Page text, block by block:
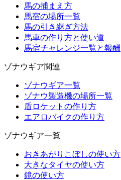
馬の捕まえ方
馬宿の場所一覧
馬の引き継ぎ方法
馬車の作り方と使い道
馬宿チャレンジ一覧と報酬
ゾナウギア関連
ゾナウギア一覧
ゾナウ製造機の場所一覧
盾ロケットの作り方
エアロバイクの作り方
ゾナウギア一覧
おきあがりこぼしの使い方
大きなタイヤの使い方
鏡の使い方